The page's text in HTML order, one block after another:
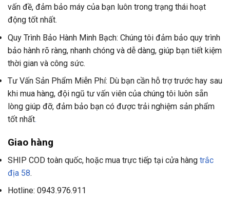
vấn đề, đảm bảo máy của bạn luôn trong trạng thái hoạt
động tốt nhất.
Quy Trình Bảo Hành Minh Bạch: Chúng tôi đảm bảo quy trình
bảo hành rõ ràng, nhanh chóng và dễ dàng, giúp bạn tiết kiệm
thời gian và công sức.
Tư Vấn Sản Phẩm Miễn Phí: Dù bạn cần hỗ trợ trước hay sau
khi mua hàng, đội ngũ tư vấn viên của chúng tôi luôn sẵn
lòng giúp đỡ, đảm bảo bạn có được trải nghiệm sản phẩm
tốt nhất.
Giao hàng
SHIP COD toàn quốc, hoặc mua trực tiếp tại cửa hàng trắc
địa 58.
Hotline: 0943.976.911